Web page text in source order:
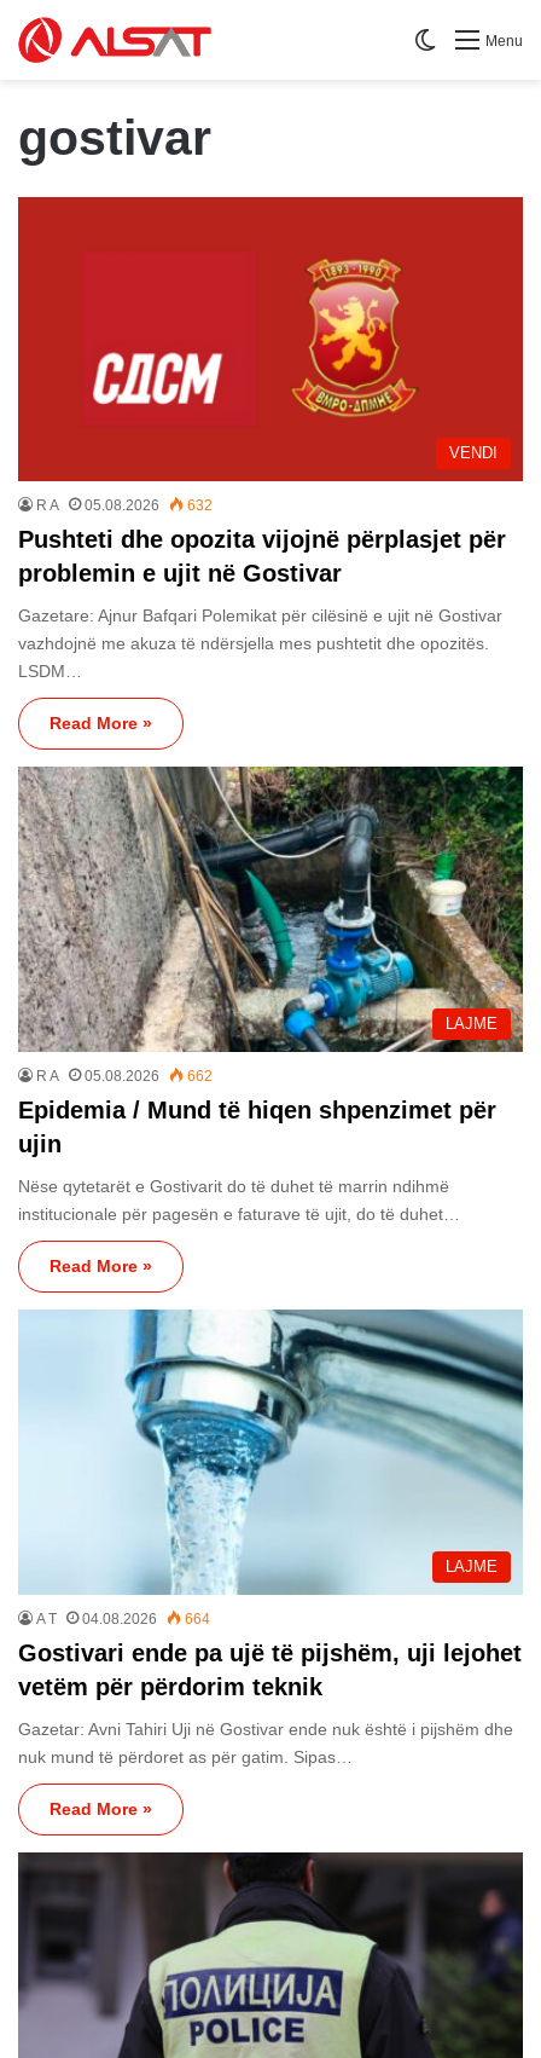
Menu
Switch skin
gostivar
VENDI
R A 05.08.2026 632
Pushteti dhe opozita vijojnë përplasjet për
problemin e ujit në Gostivar
Gazetare: Ajnur Bafqari Polemikat për cilësinë e ujit në Gostivar
vazhdojnë me akuza të ndërsjella mes pushtetit dhe opozitës.
LSDM…
Read More »
LAJME
R A 05.08.2026 662
Epidemia / Mund të hiqen shpenzimet për
ujin
Nëse qytetarët e Gostivarit do të duhet të marrin ndihmë
institucionale për pagesën e faturave të ujit, do të duhet…
Read More »
LAJME
A T 04.08.2026 664
Gostivari ende pa ujë të pijshëm, uji lejohet
vetëm për përdorim teknik
Gazetar: Avni Tahiri Uji në Gostivar ende nuk është i pijshëm dhe
nuk mund të përdoret as për gatim. Sipas…
Read More »